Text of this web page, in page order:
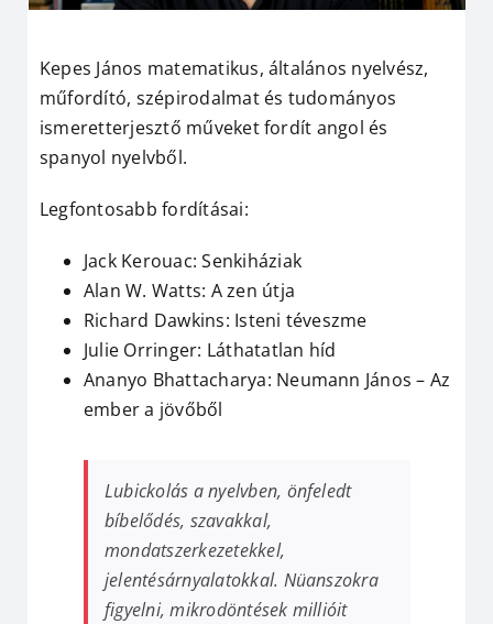
Kepes János matematikus, általános nyelvész,
műfordító, szépirodalmat és tudományos
ismeretterjesztő műveket fordít angol és
spanyol nyelvből.
Legfontosabb fordításai:
Jack Kerouac: Senkiháziak
Alan W. Watts: A zen útja
Richard Dawkins: Isteni téveszme
Julie Orringer: Láthatatlan híd
Ananyo Bhattacharya: Neumann János – Az
ember a jövőből
Lubickolás a nyelvben, önfeledt
bíbelődés, szavakkal,
mondatszerkezetekkel,
jelentésárnyalatokkal. Nüanszokra
figyelni, mikrodöntések millióit